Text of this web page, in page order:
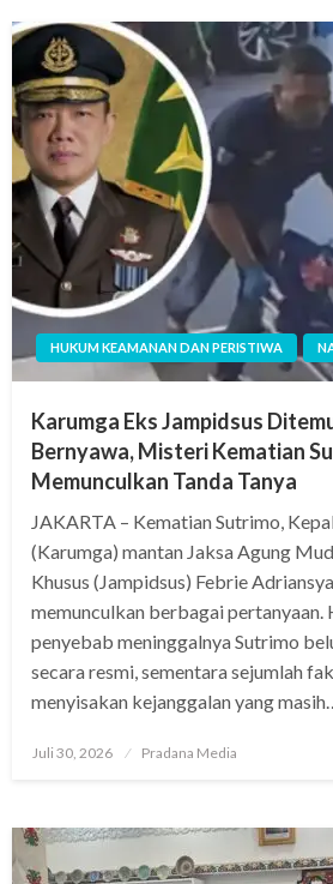
HUKUM KEAMANAN DAN PERISTIWA
Karumga Eks Jampidsus
Bernyawa, Misteri Kematian
Memunculkan Tanda Tanya
JAKARTA – Kematian Sutrimo,
(Karumga) mantan Jaksa Agung
Khusus (Jampidsus) Febrie
memunculkan berbagai pertanyaan.
penyebab meninggalnya Sutrimo
secara resmi, sementara sejumlah
menyisakan kejanggalan yang
Juli 30, 2026 Pradana Media